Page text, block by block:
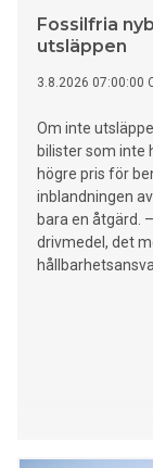
Fossilfria
utsläppen
3.8.2026 07:00:00
Om inte
bilister som inte
högre pris för
inblandningen
bara en åtgärd.
drivmedel, det